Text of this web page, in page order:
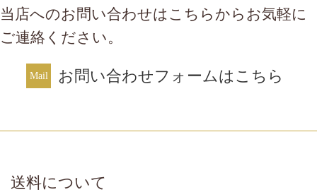
当店へのお問い合わせはこちらからお気軽に
ご連絡ください。
お問い合わせフォームはこちら
送料について